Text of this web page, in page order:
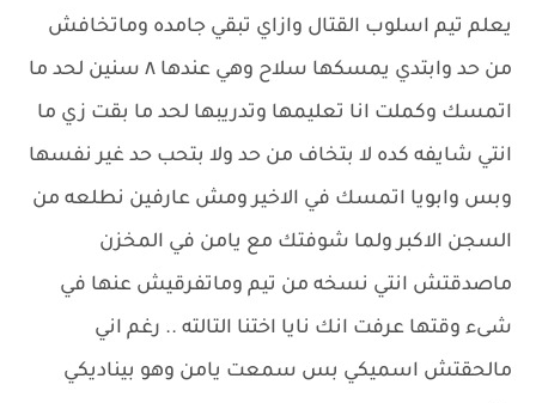
يعلم تيم اسلوب القتال وازاي تبقي جامده وماتخافش
من حد وابتدي يمسكها سلاح وهي عندها ٨ سنين لحد ما
اتمسك وكملت انا تعليمها وتدريبها لحد ما بقت زي ما
انتي شايفه كده لا بتخاف من حد ولا بتحب حد غير نفسها
وبس وابويا اتمسك في الاخير ومش عارفين نطلعه من
السجن الاكبر ولما شوفتك مع يامن في المخزن
ماصدقتش انتي نسخه من تيم وماتفرقيش عنها في
شىء وقتها عرفت انك نايا اختنا التالته .. رغم اني
مالحقتش اسميكي بس سمعت يامن وهو بيناديكي